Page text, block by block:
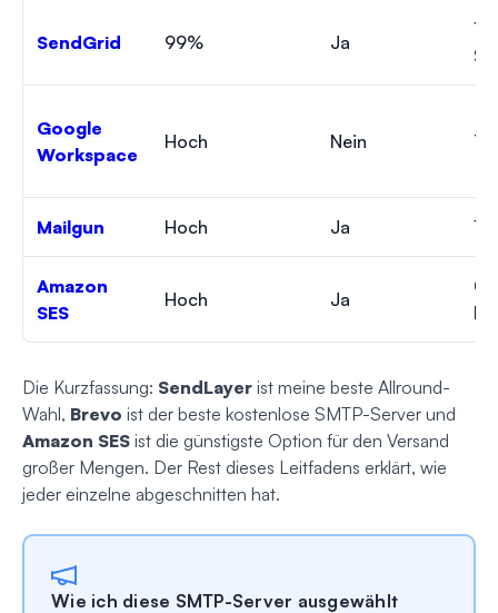
SendGrid 99% Ja
$/
Google
Workspace
Hoch Nein 7
Mailgun Hoch Ja 15
Amazon
SES
Hoch Ja
E-
Die Kurzfassung: SendLayer ist meine beste Allround-
Wahl, Brevo ist der beste kostenlose SMTP-Server und
Amazon SES ist die günstigste Option für den Versand
großer Mengen. Der Rest dieses Leitfadens erklärt, wie
jeder einzelne abgeschnitten hat.
Wie ich diese SMTP-Server ausgewählt